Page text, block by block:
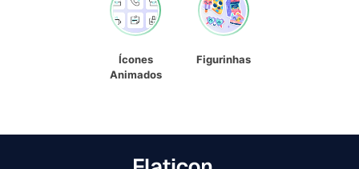
Ícones
Animados
Figurinhas